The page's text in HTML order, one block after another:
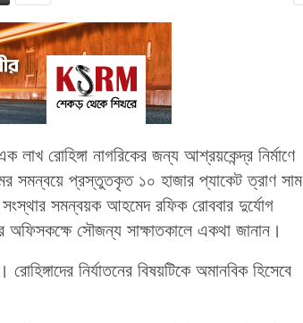
লাখ রোহিঙ্গা নাগরিকের জন্য আশ্রয়কেন্দ্র নির্মাণে
সমন্বয়ে প্রস্তুতকৃত ১০ হাজার প্যাকেট ত্রাণ
সমন্বয়ক আহমেদ রফিক রোববার দুর্যোগ
অফিসকক্ষে সৌজন্য সাক্ষাতকালে একথা জানান।
নির্যাতনের বিষয়টিকে অমানবিক হিসেবে